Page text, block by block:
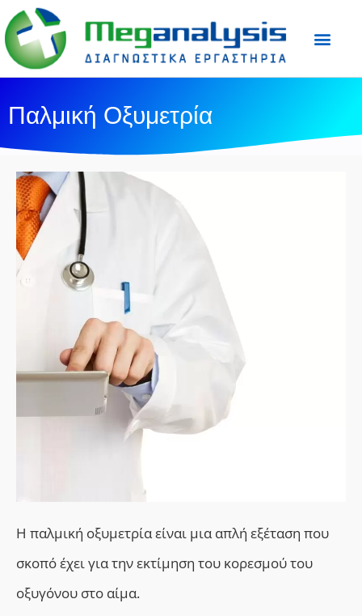
Παλμική Οξυμετρία
Η παλμική οξυμετρία είναι μια απλή εξέταση που
σκοπό έχει για την εκτίμηση του κορεσμού του
οξυγόνου στο αίμα.